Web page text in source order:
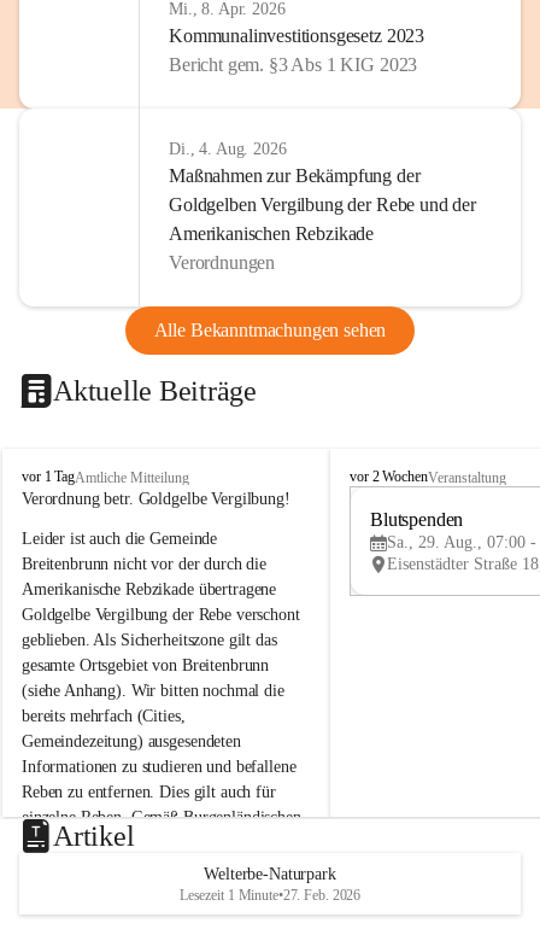
Mi., 8. Apr. 2026
Kommunalinvestitionsgesetz 2023
Bericht gem. §3 Abs 1 KIG 2023
Di., 4. Aug. 2026
Maßnahmen zur Bekämpfung der
Goldgelben Vergilbung der Rebe und der
Amerikanischen Rebzikade
Verordnungen
Alle Bekanntmachungen sehen
Aktuelle Beiträge
B
r
i
t
e
n
b
r
u
n
n
a
m
N
e
u
s
d
vor 1 TagAmtliche Mitteilung
Verordnung betr. Goldgelbe Vergilbung!
Leider ist auch die Gemeinde
Breitenbrunn nicht vor der durch die
Amerikanische Rebzikade übertragene
Goldgelbe Vergilbung der Rebe verschont
geblieben. Als Sicherheitszone gilt das
gesamte Ortsgebiet von Breitenbrunn
(siehe Anhang). Wir bitten nochmal die
bereits mehrfach (Cities,
Gemeindezeitung) ausgesendeten
Informationen zu studieren und befallene
Reben zu entfernen. Dies gilt auch für
einzelne Reben. Gemäß Burgenländischen
Weinbaugesetz sind nicht gepflegte oder
unzulässige Weingärten zu roden! Bitte
helfen wir zusammen um unsere Winzer
vor den prognostizierten Ernteausfällen
B
e
u
e
d
vor 2 WochenVeranstaltung
Blutspenden
Sa., 29. Aug., 07:00 -
Artikel
Welterbe-Naturpark
Lesezeit 1 Minute•27. Feb. 2026